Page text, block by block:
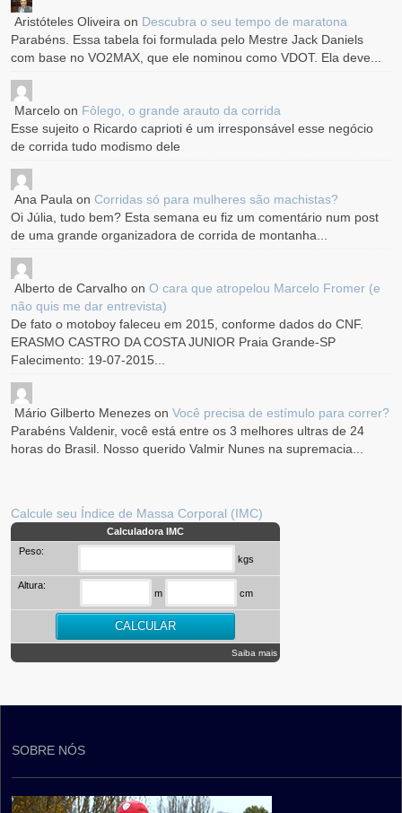
Aristóteles Oliveira on Descubra o seu tempo de maratona
Parabéns. Essa tabela foi formulada pelo Mestre Jack Daniels
com base no VO2MAX, que ele nominou como VDOT. Ela deve...
Marcelo on Fôlego, o grande arauto da corrida
Esse sujeito o Ricardo caprioti é um irresponsável esse negócio
de corrida tudo modismo dele
Ana Paula onCorridas só para mulheres são machistas?
Oi Júlia, tudo bem? Esta semana eu fiz um comentário num post
de uma grande organizadora de corrida de montanha...
Alberto de Carvalho onO cara que atropelou Marcelo Fromer (e
não quis me dar entrevista)
De fato o motoboy faleceu em 2015, conforme dados do CNF.
ERASMO CASTRO DA COSTA JUNIOR Praia Grande-SP
Falecimento: 19-07-2015...
Mário Gilberto Menezes onVocê precisa de estímulo para correr?
Parabéns Valdenir, você está entre os 3 melhores ultras de 24
horas do Brasil. Nosso querido Valmir Nunes na supremacia...
Calcule seu Índice de Massa Corporal (IMC)
Calculadora IMC
Peso:
kgs
Altura:
m cm
Saiba mais
SOBRE NÓS